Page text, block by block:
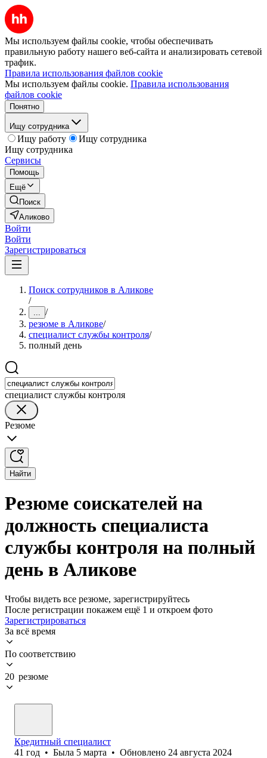
Мы используем файлы cookie, чтобы обеспечивать
правильную работу нашего веб-сайта и анализировать сетевой
трафик.
Правила использования файлов cookie
Мы используем файлы cookie. Правила использования
файлов cookie
Понятно
Ищу сотрудника
Ищу работу
Ищу сотрудника
Ищу сотрудника
Сервисы
Помощь
Ещё
Поиск
Аликово
Войти
Войти
Зарегистрироваться
Поиск сотрудников в Аликове
/
... /
резюме в Аликове/
специалист службы контроля/
полный день
специалист службы контроля
Резюме
Найти
Резюме соискателей на
должность специалиста
службы контроля на полный
день в Аликове
Чтобы видеть все резюме, зарегистрируйтесь
После регистрации покажем ещё 1 и откроем фото
Зарегистрироваться
За всё время
По соответствию
20 резюме
Кредитный специалист
41 год • Была 5 марта • Обновлено 24 августа 2024